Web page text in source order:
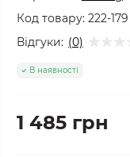
Код товару: 222-179
Відгуки: (0)
В наявності
1 485 грн